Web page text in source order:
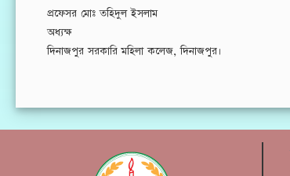
প্রফেসর মোঃ তহিদুল ইসলাম
অধ্যক্ষ
দিনাজপুর সরকারি মহিলা কলেজ,দিনাজপুর।